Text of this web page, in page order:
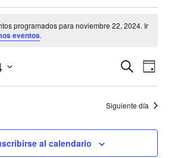
programados para noviembre 22, 2024. Ir
eventos.
de
y
Buscar
de
Día
Siguiente día
al calendario